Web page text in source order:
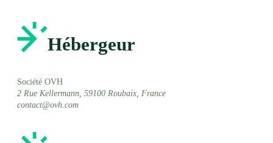
Hébergeur
Société OVH
2 Rue Kellermann, 59100 Roubaix, France
contact@ovh.com